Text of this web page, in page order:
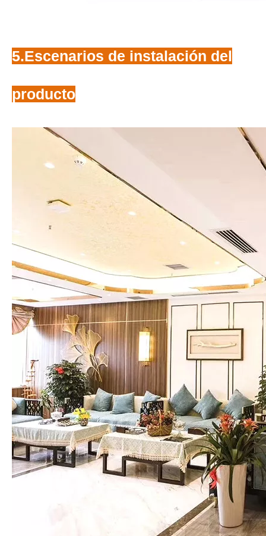
5.Escenarios de instalación del
producto